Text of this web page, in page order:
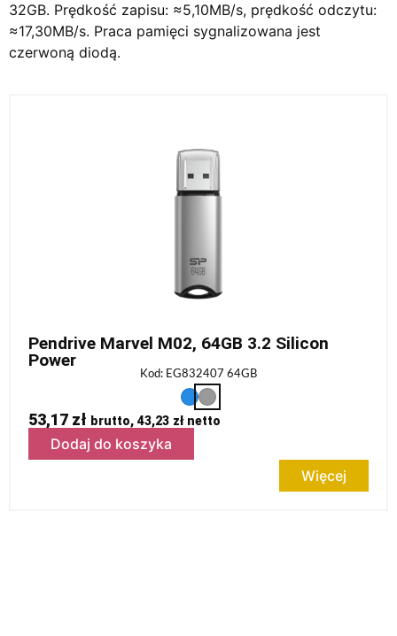
32GB. Prędkość zapisu: ≈5,10MB/s, prędkość odczytu:
≈17,30MB/s. Praca pamięci sygnalizowana jest
czerwoną diodą.
Pendrive Marvel M02, 64GB 3.2 Silicon
Power
Kod: EG832407 64GB
53,17 zł brutto, 43,23 złnetto
Dodaj do koszyka
Więcej